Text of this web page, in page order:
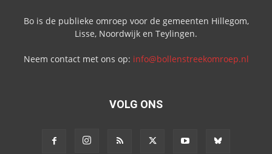
Bo is de publieke omroep voor de gemeenten Hillegom,
Lisse, Noordwijk en Teylingen.
Neem contact met ons op: info@bollenstreekomroep.nl
VOLG ONS